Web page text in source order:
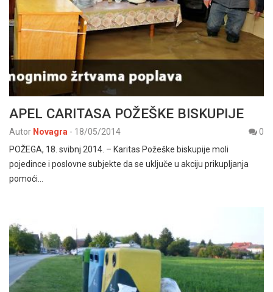
APEL CARITASA POŽEŠKE BISKUPIJE
Autor Novagra - 18/05/2014
0
POŽEGA, 18. svibnj 2014. – Karitas Požeške biskupije moli
pojedince i poslovne subjekte da se uključe u akciju prikupljanja
pomoći…